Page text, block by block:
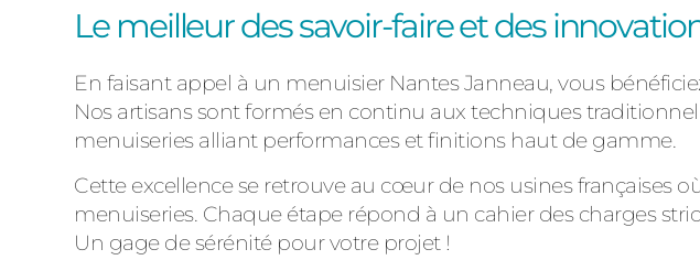
Le meilleur des savoir-faire et des
En faisant appel à un menuisier Nantes Janneau, vous
Nos artisans sont formés en continu aux techniques
menuiseries alliant performances et finitions haut de gamme.
Cette excellence se retrouve au cœur de nos usines françaises
menuiseries. Chaque étape répond à un cahier des charges
Un gage de sérénité pour votre projet !